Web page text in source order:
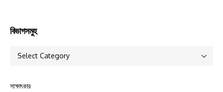
বিভাগসমুহ
সাক্ষাৎকার